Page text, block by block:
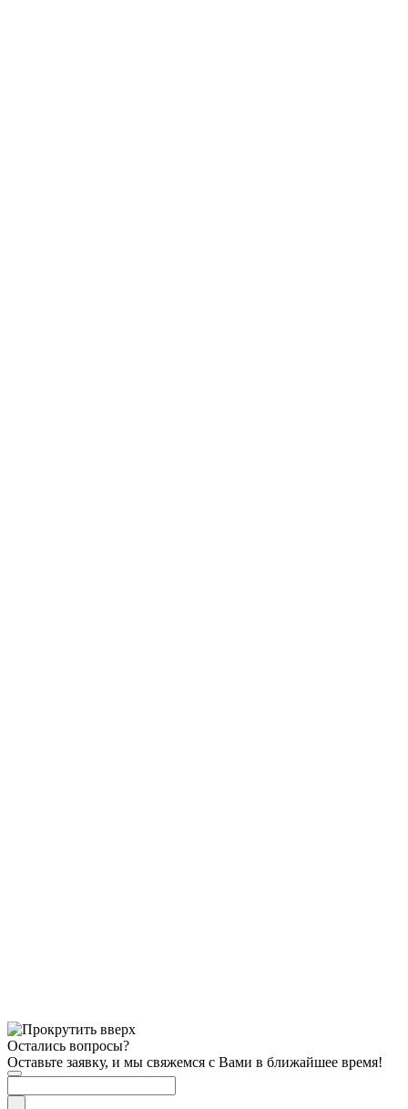
Остались вопросы?
Оставьте заявку, и мы свяжемся с Вами в ближайшее время!